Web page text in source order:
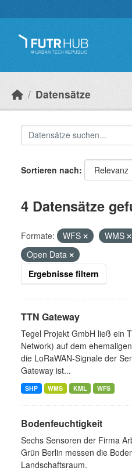
Datensätze
Sortieren nach
4 Datensätze
Formate: WFS WMS
Open Data
Ergebnisse filtern
TTN Gateway
Tegel Projekt GmbH ließ ein
Network) auf dem
die LoRaWAN-Signale der
Gateway ist...
SHP WMS KML WFS
Bodenfeuchtigkeit
Sechs Sensoren der Firma
Grün Berlin messen die
Landschaftsraum.